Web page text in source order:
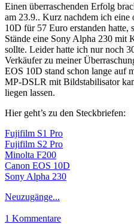
Einen überraschenden Erfolg
am 23.9.. Kurz nachdem ich
10D für 57 Euro erstanden hatte,
Stände eine Sony Alpha 230 mit
sollte. Leider hatte ich nur noch
Verkäufer zu meiner
EOS 10D stand schon lange auf
MP-DSLR mit Bildstabilisator
liegen lassen.
Hier geht’s zu den Steckbriefen:
Fujifilm S1 Pro
Fujifilm S2 Pro
Minolta F200
Canon EOS 10D
Sony Alpha 230
Neuzugänge...
1 Kommentare